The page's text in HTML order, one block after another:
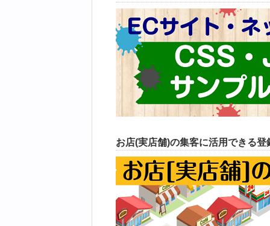
お店(実店舗)の集客に活用できる